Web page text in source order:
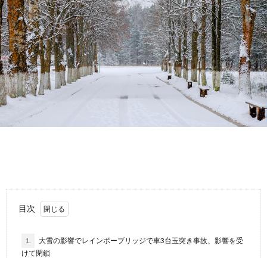
転
目次
1.
大雪の影響でレインボーブリッジで車3台玉突き事故、影響を受
けて閉鎖